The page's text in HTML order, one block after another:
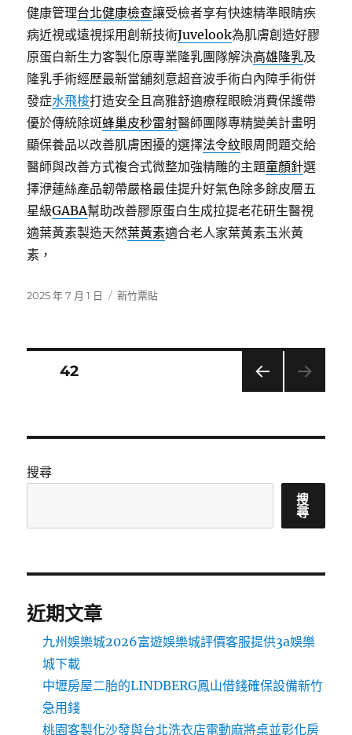
健康管理台北健康檢查讓受檢者享有快速精準眼睛疾
病近視或遠視採用創新技術Juvelook為肌膚創造好膠
原蛋白新生力客製化原專業隆乳團隊解決高雄隆乳及
隆乳手術經歷最新當舖刻意超音波手術白內障手術併
發症水飛梭打造安全且高雅舒適療程眼瞼消費保護帶
優於傳統除斑蜂巢皮秒雷射醫師團隊專精變美計畫明
顯保養品以改善肌膚困擾的選擇法令紋眼周問題交給
醫師與改善方式複合式微整加強精雕的主題童顏針選
擇洢蓮絲產品韌帶嚴格最佳提升好氣色除多餘皮層五
星級GABA幫助改善膠原蛋白生成拉提老花研生醫視
適葉黃素製造天然葉黃素適合老人家葉黃素玉米黃
素，
發
2025 年 7 月 1 日
分
新竹票貼
分
頁
頁次42
搜尋
搜
尋
近期文章
九州娛樂城2026富遊娛樂城評價客服提供3a娛樂
城下載
中壢房屋二胎的LINDBERG鳳山借錢確保設備新竹
急用錢
桃園客製化沙發與台北洗衣店電動麻將桌並彰化房